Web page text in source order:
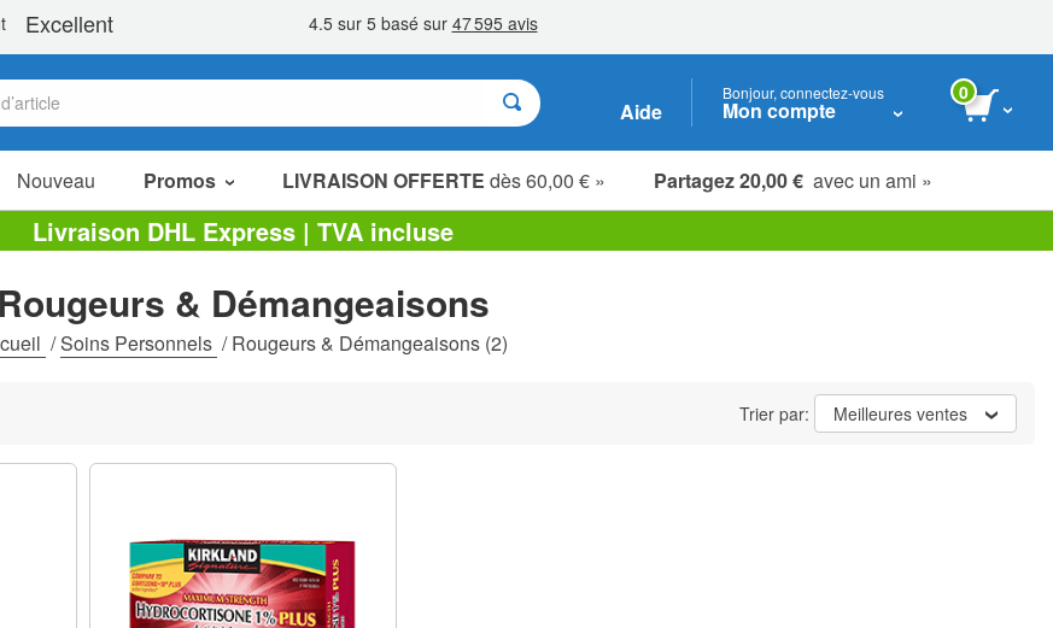
Aide
Bonjour, connectez-vous
Mon compte
0
Nouveau Promos LIVRAISON OFFERTE dès 60,00 € » Partagez 20,00 € avec un ami »
Articles en Promotion
Packs Économiques
Liquidation
Livraison DHL Express | TVA incluse
Rougeurs & Démangeaisons
/Soins Personnels /Rougeurs & Démangeaisons (2)
Trier par: Meilleures ventes